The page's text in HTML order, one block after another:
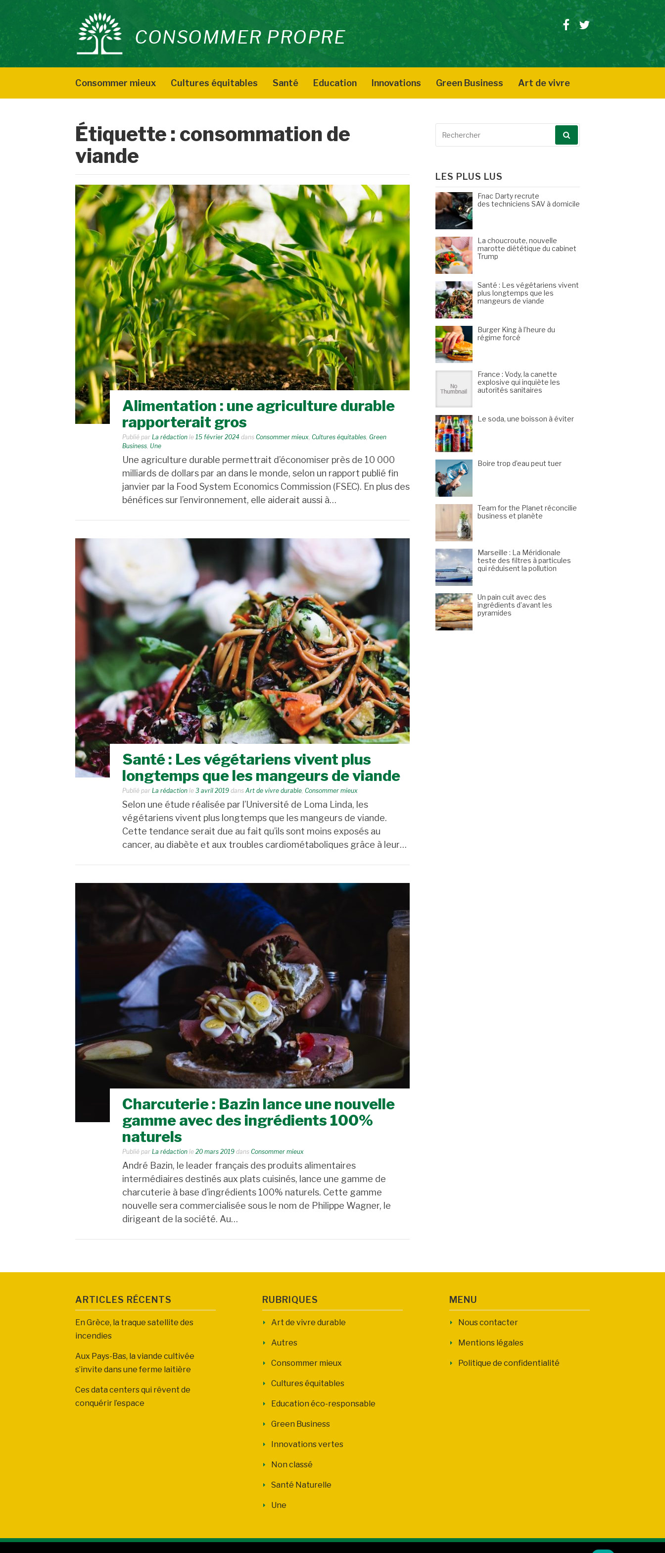
contenu
CONSOMMER PROPRE
Facebook
Twitter
Consommer mieux Cultures équitables Santé Education Innovations Green Business Art de vivre
Étiquette : consommation de
viande
Alimentation : une agriculture durable
rapporterait gros
Publié par La rédaction le 15 février 2024 dans Consommer mieux, Cultures équitables, Green
Business, Une
Une agriculture durable permettrait d’économiser près de 10 000
milliards de dollars par an dans le monde, selon un rapport publié fin
janvier par la Food System Economics Commission (FSEC). En plus des
bénéfices sur l’environnement, elle aiderait aussi à…
Santé : Les végétariens vivent plus
longtemps que les mangeurs de viande
Publié par La rédaction le 3 avril 2019 dans Art de vivre durable, Consommer mieux
Selon une étude réalisée par l’Université de Loma Linda, les
végétariens vivent plus longtemps que les mangeurs de viande.
Cette tendance serait due au fait qu’ils sont moins exposés au
cancer, au diabète et aux troubles cardiométaboliques grâce à leur…
Charcuterie : Bazin lance une nouvelle
gamme avec des ingrédients 100%
naturels
Publié par La rédaction le 20 mars 2019 dans Consommer mieux
André Bazin, le leader français des produits alimentaires
intermédiaires destinés aux plats cuisinés, lance une gamme de
charcuterie à base d’ingrédients 100% naturels. Cette gamme
nouvelle sera commercialisée sous le nom de Philippe Wagner, le
dirigeant de la société. Au…
LES PLUS LUS
Fnac Darty recrute
des techniciens SAV à domicile
La choucroute, nouvelle
marotte diététique du cabinet
Trump
Santé : Les végétariens vivent
plus longtemps que les
mangeurs de viande
Burger King à l’heure du
régime forcé
France : Vody, la canette
explosive qui inquiète les
autorités sanitaires
Le soda, une boisson à éviter
Boire trop d’eau peut tuer
Team for the Planet réconcilie
business et planète
Marseille : La Méridionale
teste des filtres à particules
qui réduisent la pollution
Un pain cuit avec des
ingrédients d’avant les
pyramides
ARTICLES RÉCENTS
En Grèce, la traque satellite des
incendies
Aux Pays-Bas, la viande cultivée
s’invite dans une ferme laitière
Ces data centers qui rêvent de
conquérir l’espace
RUBRIQUES
Art de vivre durable
Autres
Consommer mieux
Cultures équitables
Education éco-responsable
Green Business
Innovations vertes
Non classé
Santé Naturelle
Une
MENU
Nous contacter
Mentions légales
Politique de confidentialité